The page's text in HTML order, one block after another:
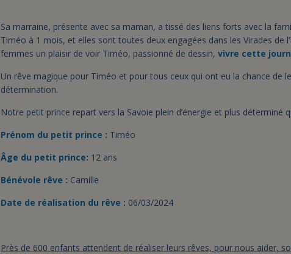
Sa marraine, présente avec sa maman, a tissé des liens forts avec la
Timéo à 1 mois, et elles sont toutes deux engagées dans les Virades de
femmes un plaisir de voir Timéo, passionné de dessin, vivre cette
Un rêve magique pour Timéo et pour tous ceux qui ont eu la chance de
détermination.
Notre petit prince repart vers la Savoie plein d’énergie et plus déterminé
Prénom du petit prince : Timéo
Âge du petit prince: 12 ans
Bénévole rêve : Camille
Date de réalisation du rêve : 06/03/2024
Près de 600 enfants attendent de réaliser leurs rêves, pour nous aider,